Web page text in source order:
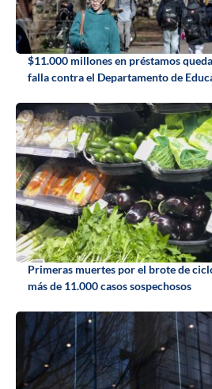
$11.000 millones en préstamos
falla contra el Departamento de
Primeras muertes por el brote de
más de 11.000 casos sospechosos